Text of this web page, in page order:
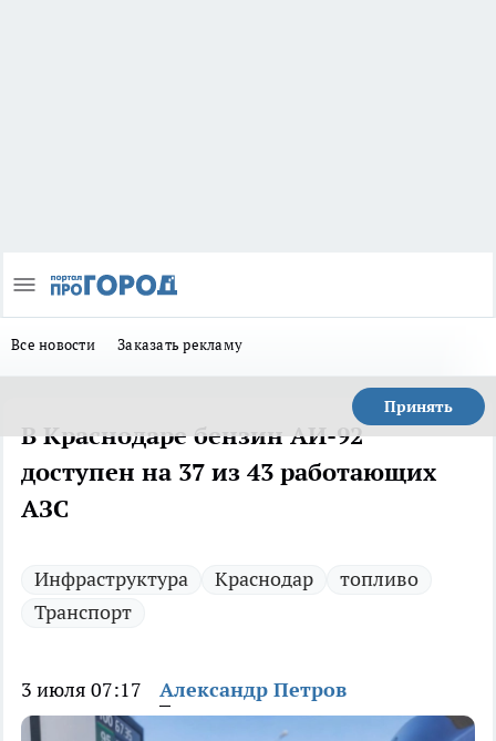
Все новости Заказать рекламу
Принять
В Краснодаре бензин АИ-92
доступен на 37 из 43 работающих
АЗС
Инфраструктура Краснодар
топливо
Транспорт
3 июля 07:17 Александр Петров